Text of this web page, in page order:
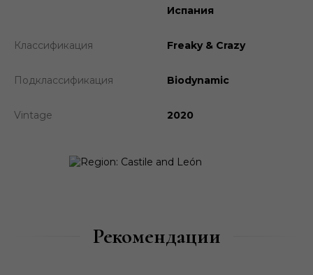
Испания
Классификация Freaky & Crazy
Подклассификация Biodynamic
Vintage 2020
Рекомендации